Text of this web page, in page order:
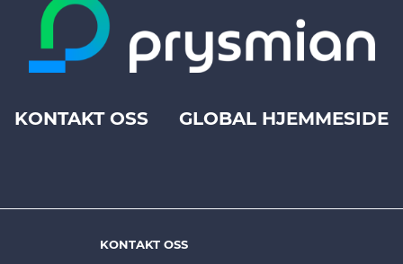
Footer
Prysmian
KONTAKT OSS GLOBAL HJEMMESIDE
KONTAKT OSS